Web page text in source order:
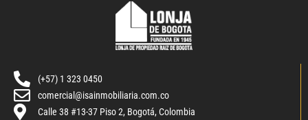
(+57) 1 323 0450
comercial@isainmobiliaria.com.co
Calle 38 #13-37 Piso 2, Bogotá, Colombia